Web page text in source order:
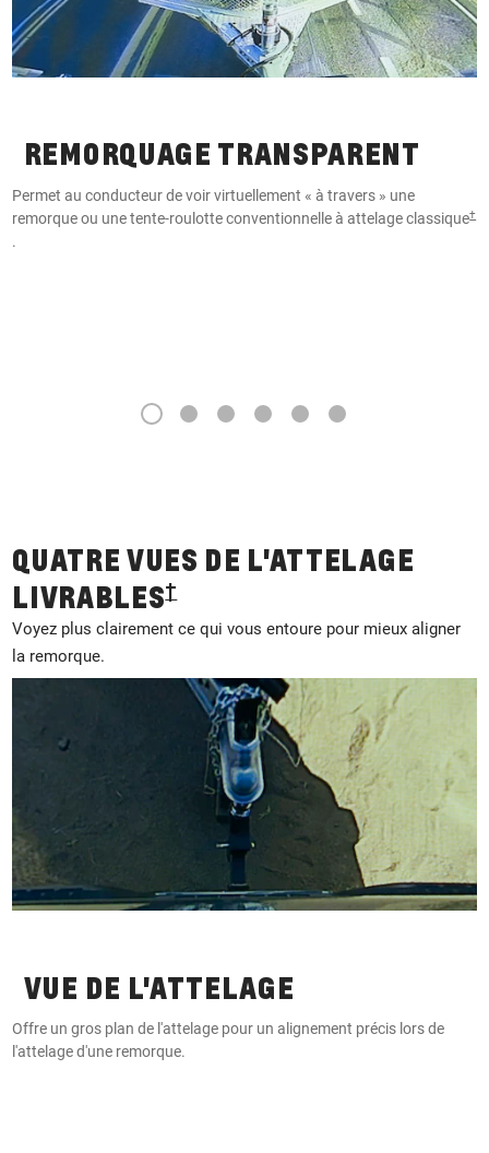
REMORQUAGE TRANSPARENT
Permet au conducteur de voir virtuellement « à travers » une
remorque ou une tente-roulotte conventionnelle à attelage classique†
.
1 2 3 4 5 6
QUATRE VUES DE L'ATTELAGE
LIVRABLES†
Voyez plus clairement ce qui vous entoure pour mieux aligner
la remorque.
VUE DE L'ATTELAGE
Offre un gros plan de l'attelage pour un alignement précis lors de
l'attelage d'une remorque.